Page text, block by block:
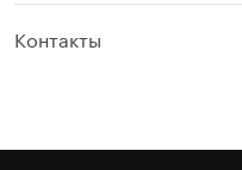
Контакты